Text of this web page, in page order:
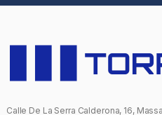
Calle De La Serra Calderona, 16,